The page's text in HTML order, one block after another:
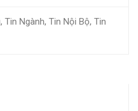
, Tin Ngành, Tin Nội Bộ, Tin